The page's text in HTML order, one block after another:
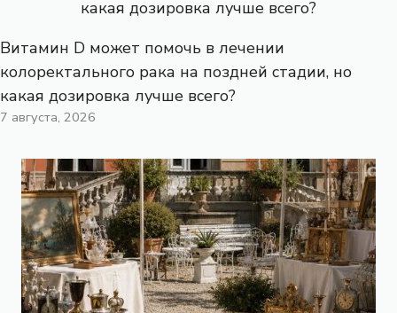
Витамин D может помочь в лечении
колоректального рака на поздней стадии, но
какая дозировка лучше всего?
7 августа, 2026